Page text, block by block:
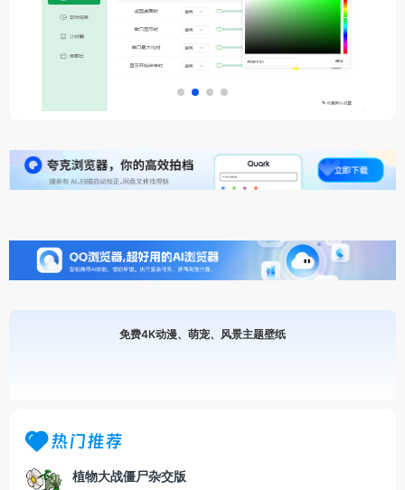
免费4K动漫、萌宠、风景主题壁纸
热门推荐
植物大战僵尸杂交版